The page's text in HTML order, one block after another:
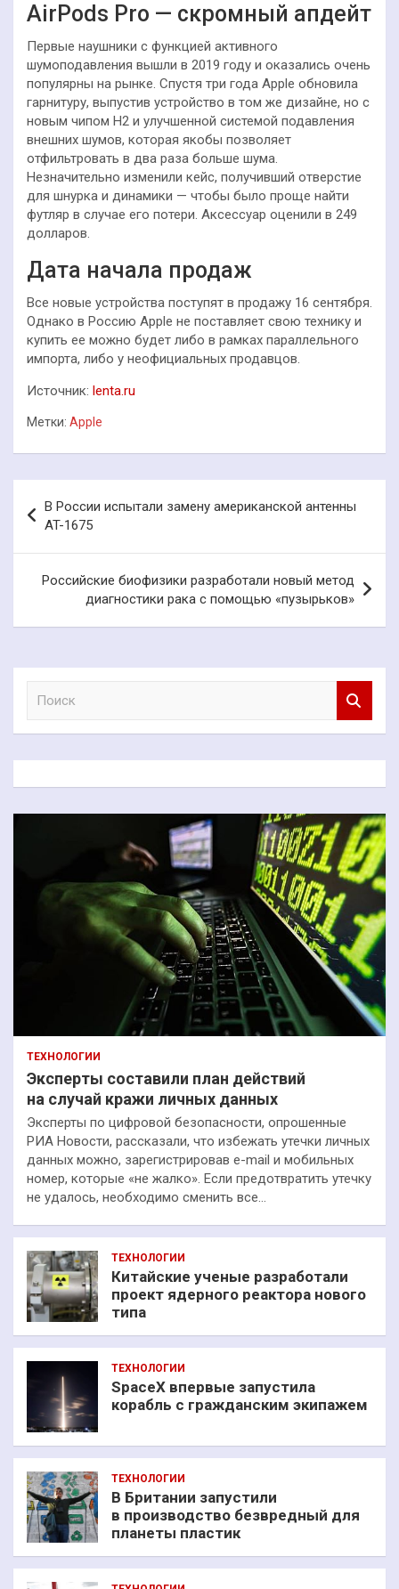
AirPods Pro — скромный апдейт
Первые наушники с функцией активного
шумоподавления вышли в 2019 году и оказались очень
популярны на рынке. Спустя три года Apple обновила
гарнитуру, выпустив устройство в том же дизайне, но с
новым чипом H2 и улучшенной системой подавления
внешних шумов, которая якобы позволяет
отфильтровать в два раза больше шума.
Незначительно изменили кейс, получивший отверстие
для шнурка и динамики — чтобы было проще найти
футляр в случае его потери. Аксессуар оценили в 249
долларов.
Дата начала продаж
Все новые устройства поступят в продажу 16 сентября.
Однако в Россию Apple не поставляет свою технику и
купить ее можно будет либо в рамках параллельного
импорта, либо у неофициальных продавцов.
Источник: lenta.ru
Метки: Apple
по
записям
В России испытали замену американской антенны
AT-1675
Российские биофизики разработали новый метод
диагностики рака с помощью «пузырьков»
к
ТЕХНОЛОГИИ
Эксперты составили план действий
на случай кражи личных данных
Эксперты по цифровой безопасности, опрошенные
РИА Новости, рассказали, что избежать утечки личных
данных можно, зарегистрировав e-mail и мобильных
номер, которые «не жалко». Если предотвратить утечку
не удалось, необходимо сменить все…
ТЕХНОЛОГИИ
Китайские ученые разработали
проект ядерного реактора нового
типа
ТЕХНОЛОГИИ
SpaceX впервые запустила
корабль с гражданским экипажем
ТЕХНОЛОГИИ
В Британии запустили
в производство безвредный для
планеты пластик